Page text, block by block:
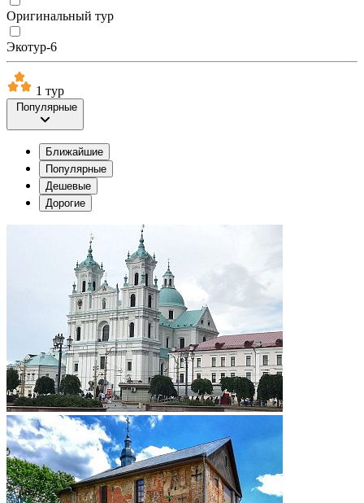
Оригинальный тур
Экотур-6
1 тур
Популярные
Ближайшие
Популярные
Дешевые
Дорогие